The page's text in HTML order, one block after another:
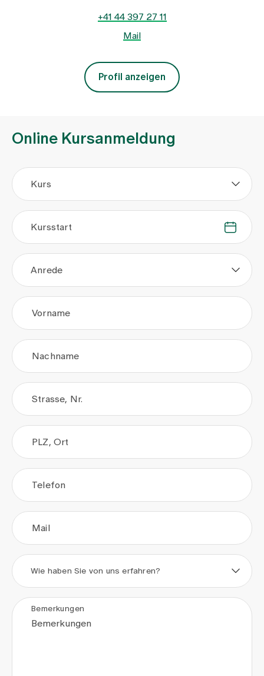
+41 44 397 27 11
Mail
Profil anzeigen
Online Kursanmeldung
Kurs
. .
Kursstart
Anrede
Vorname
Nachname
Strasse, Nr.
PLZ, Ort
Telefon
Mail
Wie haben Sie von uns erfahren?
Bemerkungen